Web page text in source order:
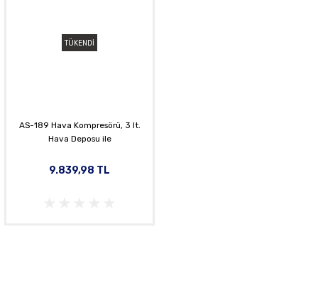
TÜKENDİ
AS-189 Hava Kompresörü, 3 lt.
Hava Deposu ile
9.839,98 TL